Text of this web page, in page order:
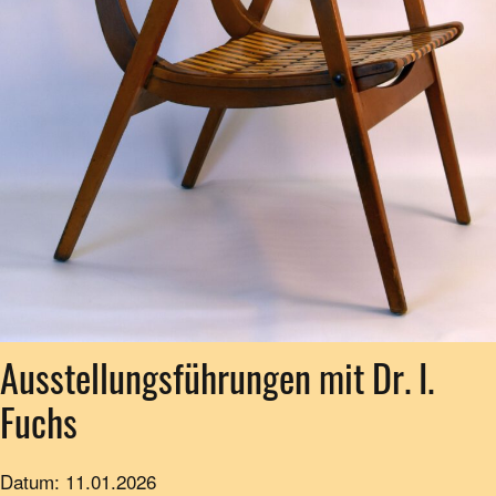
Ausstellungsführungen mit Dr. I.
Fuchs
Datum: 11.01.2026